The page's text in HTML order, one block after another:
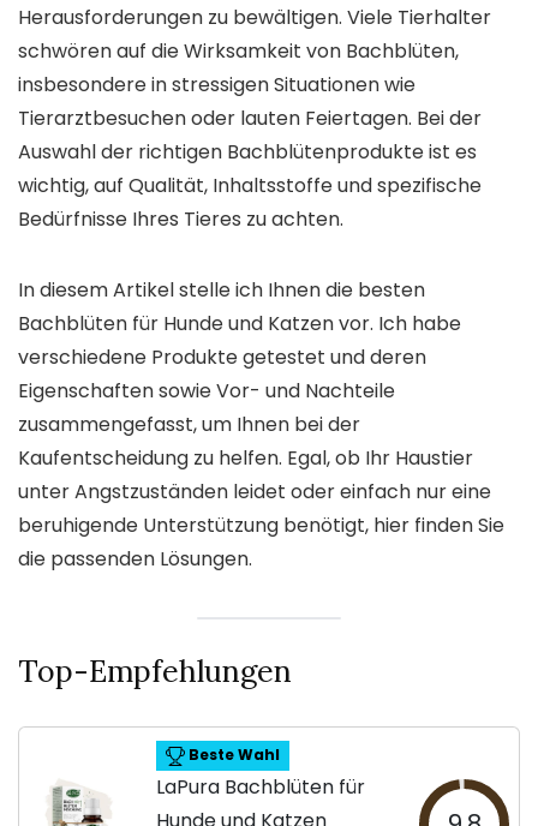
Herausforderungen zu bewältigen. Viele Tierhalter
schwören auf die Wirksamkeit von Bachblüten,
insbesondere in stressigen Situationen wie
Tierarztbesuchen oder lauten Feiertagen. Bei der
Auswahl der richtigen Bachblütenprodukte ist es
wichtig, auf Qualität, Inhaltsstoffe und spezifische
Bedürfnisse Ihres Tieres zu achten.
In diesem Artikel stelle ich Ihnen die besten
Bachblüten für Hunde und Katzen vor. Ich habe
verschiedene Produkte getestet und deren
Eigenschaften sowie Vor- und Nachteile
zusammengefasst, um Ihnen bei der
Kaufentscheidung zu helfen. Egal, ob Ihr Haustier
unter Angstzuständen leidet oder einfach nur eine
beruhigende Unterstützung benötigt, hier finden Sie
die passenden Lösungen.
Top-Empfehlungen
Beste Wahl
LaPura Bachblüten für